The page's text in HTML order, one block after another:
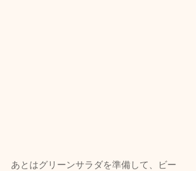
あとはグリーンサラダを準備して、ビー